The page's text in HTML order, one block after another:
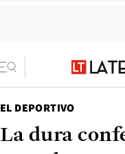
EL DEPORTIVO
La dura